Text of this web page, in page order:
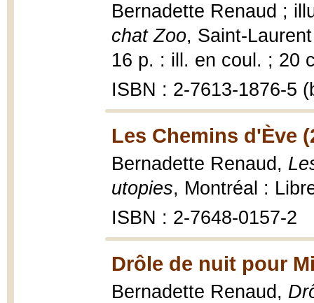
Bernadette Renaud ;
chat Zoo, Saint-
16 p. : ill. en coul. ; 20
ISBN : 2-7613-1876-5
Les Chemins d'Ève
Bernadette Renaud,
utopies, Montréal :
ISBN : 2-7648-0157-2
Drôle de nuit pour
Bernadette Renaud,